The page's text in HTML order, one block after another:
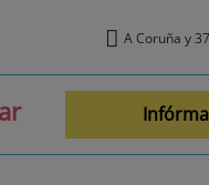
A Coruña y